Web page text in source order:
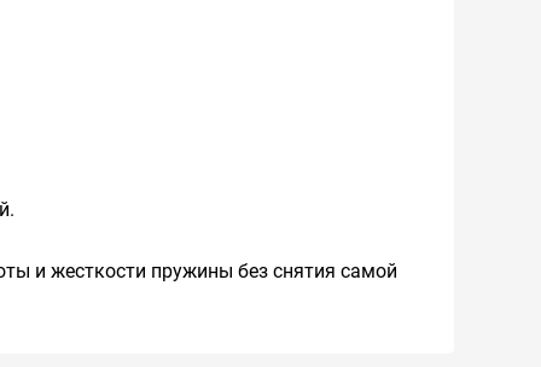
и жесткости пружины без снятия самой